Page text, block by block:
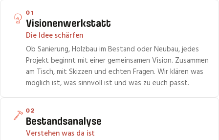
01
Visionenwerkstatt
Die Idee schärfen
Ob Sanierung, Holzbau im Bestand oder Neubau, jedes
Projekt beginnt mit einer gemeinsamen Vision. Zusammen
am Tisch, mit Skizzen und echten Fragen. Wir klären was
möglich ist, was sinnvoll ist und was zu euch passt.
02
Bestandsanalyse
Verstehen was da ist